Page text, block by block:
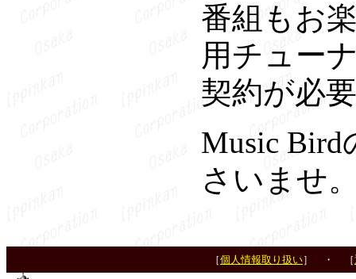
番組もお
用チュー
契約が必
Music
さいませ
［個人情報取り扱い］ ・ ［